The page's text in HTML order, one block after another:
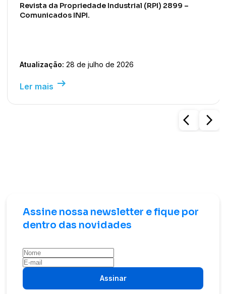
Revista da Propriedade Industrial (RPI) 2899 –
Comunicados INPI.
Atualização: 28 de julho de 2026
Ler mais arrow_right_alt
arrow_back_ios arrow_forward_ios
Assine nossa newsletter e fique por
dentro das novidades
Assinar